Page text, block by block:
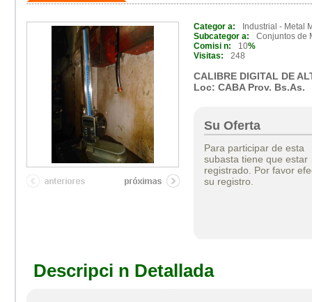
Categor a:
Industrial - Metal
Subcategor a:
Conjuntos de
Comisi n:
10%
Visitas:
248
CALIBRE DIGITAL DE
Loc: CABA Prov. Bs.As.
Su Oferta
Para participar de esta
subasta tiene que estar
registrado. Por favor
su registro.
Descripci n Detallada